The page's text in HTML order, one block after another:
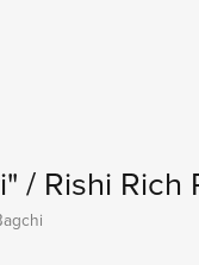
/ Rishi Rich